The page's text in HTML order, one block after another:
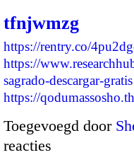
tfnjwmzg
https://rentry.co/
https://
sagrado-descargar-gratis
https://
Toegevoegd door
reacties